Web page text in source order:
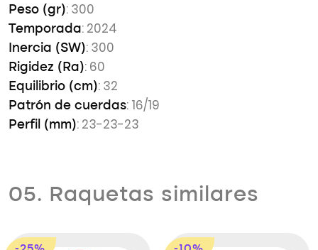
Peso (gr): 300
Temporada: 2024
Inercia (SW): 300
Rigidez (Ra): 60
Equilibrio (cm): 32
Patrón de cuerdas: 16/19
Perfil (mm): 23-23-23
05. Raquetas similares